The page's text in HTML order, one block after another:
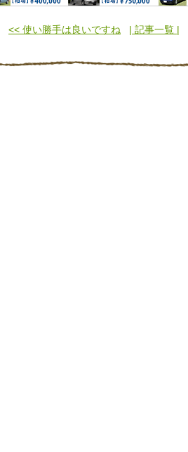
<< 使い勝手は良いですね | 記事一覧 |